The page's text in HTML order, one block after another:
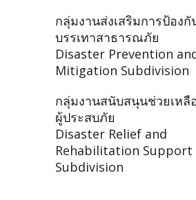
กลุ่มงานส่งเสริมการป้องกั
บรรเทาสาธารณภัย
Disaster Prevention
Mitigation Subdivision
กลุ่มงานสนับสนุนช่วยเห
ผู้ประสบภัย
Disaster Relief and
Rehabilitation Support
Subdivision